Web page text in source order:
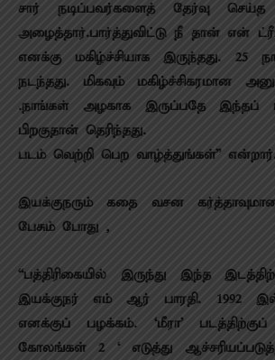
சார் நடிப்பவர்களைத் தேர்வு
அழைத்தார்.பார்த்துவிட்டு நீ தான் என்
எனக்கு மகிழ்ச்சியாக இருந்தது. 25
நடந்தது. மிகவும் மகிழ்ச்சிகரமான
.நாங்கள் அழகாக இருப்பதே இந்தப்
பிறகுதான் தெரிந்தது.
படம் வெற்றி பெற வாழ்த்துங்கள்”
இயக்குநரும் கதை வசன கர்த்தாவுமான
பேசும் போது ,
“பத்திரிகையில் இருந்து இந்த
இயக்குநர் எம் ஆர் பாரதி. 1992
எனக்குப் பழக்கம். ‘மீரா’ படத்திற்குப்
கோலங்கள் 2 ‘ எடுத்து